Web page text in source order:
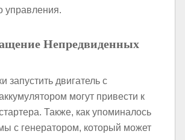
управления.
Непредвиденных
запустить двигатель с
могут привести к
Также, как упоминалось
с генератором, который может